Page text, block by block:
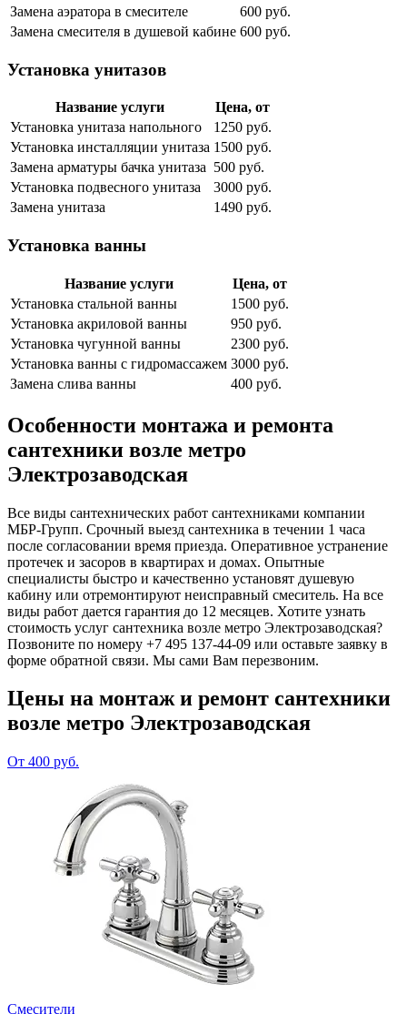
Замена аэратора в смесителе
600 руб.
Замена смесителя в душевой кабине 600 руб.
Установка унитазов
Название услуги
Цена, от
Установка унитаза напольного
1250 руб.
Установка инсталляции унитаза 1500 руб.
Замена арматуры бачка унитаза 500 руб.
Установка подвесного унитаза
3000 руб.
Замена унитаза
1490 руб.
Установка ванны
Название услуги
Цена, от
Установка стальной ванны
1500 руб.
Установка акриловой ванны
950 руб.
Установка чугунной ванны
2300 руб.
Установка ванны с гидромассажем 3000 руб.
Замена слива ванны
400 руб.
Особенности монтажа и ремонта
сантехники возле метро
Электрозаводская
Все виды сантехнических работ сантехниками компании
МБР-Групп. Срочный выезд сантехника в течении 1 часа
после согласовании время приезда. Оперативное устранение
протечек и засоров в квартирах и домах. Опытные
специалисты быстро и качественно установят душевую
кабину или отремонтируют неисправный смеситель. На все
виды работ дается гарантия до 12 месяцев. Хотите узнать
стоимость услуг сантехника возле метро Электрозаводская?
Позвоните по номеру +7 495 137-44-09 или оставьте заявку в
форме обратной связи. Мы сами Вам перезвоним.
Цены на монтаж и ремонт сантехники
возле метро Электрозаводская
От 400 руб.
Смесители